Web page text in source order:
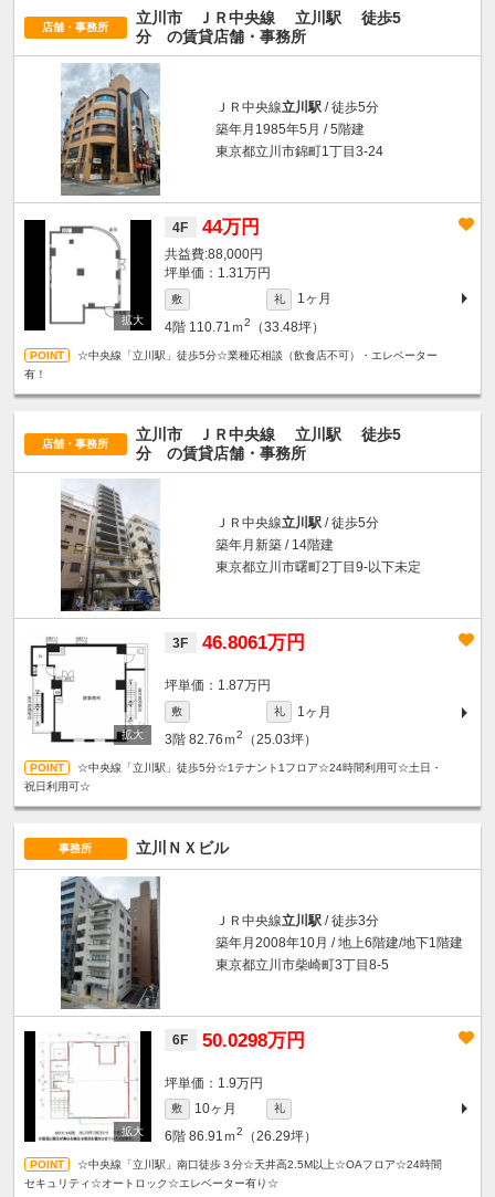
店舗・事務所
立川市 ＪＲ中央線 立川駅
徒歩5
分 の賃貸店舗・事務所
ＪＲ中央線立川駅 / 徒歩5分
築年月1985年5月 / 5階建
東京都立川市錦町1丁目3-24
4F 44万円
88,000円
坪単価：1.31万円
敷 礼
1ヶ月
4階 110.71ｍ2 （33.48坪）
☆中央線「立川駅」徒歩5分☆業種応相談（飲食店不可）・エレベーター
有！
店舗・事務所
立川市 ＪＲ中央線 立川駅
徒歩5
分 の賃貸店舗・事務所
ＪＲ中央線立川駅 / 徒歩5分
築年月新築 / 14階建
東京都立川市曙町2丁目9-以下未定
3F 46.8061万円
坪単価：1.87万円
敷 礼
1ヶ月
3階 82.76ｍ2 （25.03坪）
☆中央線「立川駅」徒歩5分☆1テナント1フロア☆24時間利用可☆土日・
祝日利用可☆
事務所 立川ＮＸビル
ＪＲ中央線立川駅 / 徒歩3分
築年月2008年10月 / 地上6階建/地下1階建
東京都立川市柴崎町3丁目8-5
6F 50.0298万円
坪単価：1.9万円
敷 10ヶ月 礼
6階 86.91ｍ2 （26.29坪）
☆中央線「立川駅」南口徒歩３分☆天井高2.5M以上☆OAフロア☆24時間
セキュリティ☆オートロック☆エレベーター有り☆